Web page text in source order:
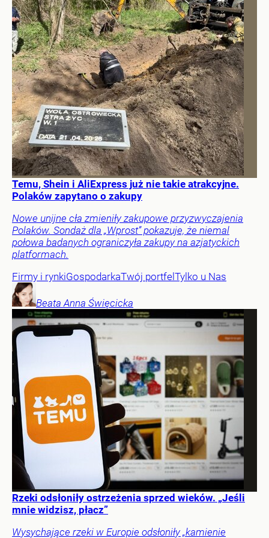
Temu, Shein i AliExpress już nie takie atrakcyjne.
Polaków zapytano o zakupy
Nowe unijne cła zmieniły zakupowe przyzwyczajenia
Polaków. Sondaż dla „Wprost” pokazuje, że niemal
połowa badanych ograniczyła zakupy na azjatyckich
platformach.
Firmy i rynkiGospodarkaTwój portfel Tylko u Nas
Beata Anna Święcicka
Rzeki odsłoniły ostrzeżenia sprzed wieków. „Jeśli
mnie widzisz, płacz”
Wysychające rzeki w Europie odsłoniły „kamienie